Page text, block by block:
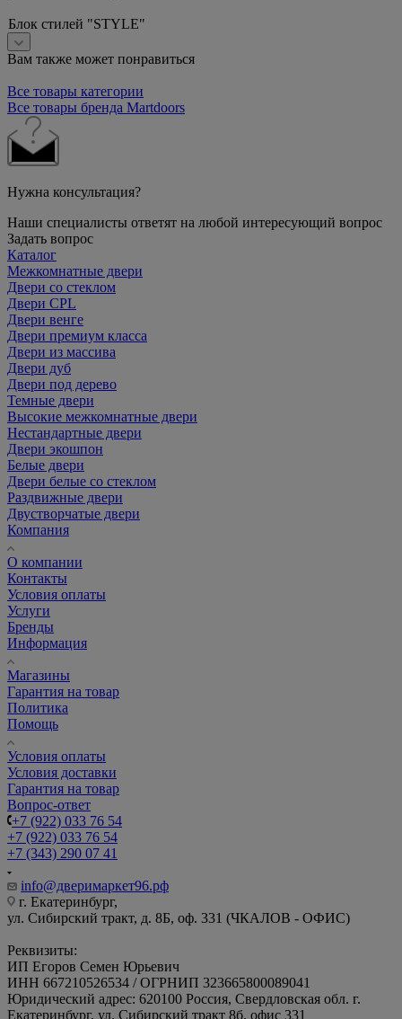
Блок стилей "STYLE"
Вам также может понравиться
Все товары категории
Все товары бренда Martdoors
Нужна консультация?
Наши специалисты ответят на любой интересующий вопрос
Задать вопрос
Каталог
Межкомнатные двери
Двери со стеклом
Двери CPL
Двери венге
Двери премиум класса
Двери из массива
Двери дуб
Двери под дерево
Темные двери
Высокие межкомнатные двери
Нестандартные двери
Двери экошпон
Белые двери
Двери белые со стеклом
Раздвижные двери
Двустворчатые двери
Компания
О компании
Контакты
Условия оплаты
Услуги
Бренды
Информация
Магазины
Гарантия на товар
Политика
Помощь
Условия оплаты
Условия доставки
Гарантия на товар
Вопрос-ответ
+7 (922) 033 76 54
+7 (922) 033 76 54
+7 (343) 290 07 41
info@дверимаркет96.рф
г. Екатеринбург,
ул. Сибирский тракт, д. 8Б, оф. 331 (ЧКАЛОВ - ОФИС)
Реквизиты:
ИП Егоров Семен Юрьевич
ИНН 667210526534 / ОГРНИП 323665800089041
Юридический адрес: 620100 Россия, Свердловская обл. г.
Екатеринбург, ул. Сибирский тракт 8б, офис 331